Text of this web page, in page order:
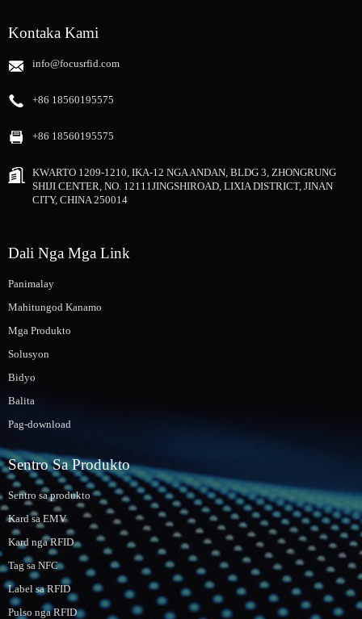
Kontaka Kami
info@focusrfid.com
+86 18560195575
+86 18560195575
KWARTO 1209-1210, IKA-12 NGA ANDAN, BLDG 3, ZHONGRUNG
SHIJI CENTER, NO. 12111JINGSHIROAD, LIXIA DISTRICT, JINAN
CITY, CHINA 250014
Dali Nga Mga Link
Panimalay
Mahitungod Kanamo
Mga Produkto
Solusyon
Bidyo
Balita
Pag-download
Sentro Sa Produkto
Sentro sa produkto
Kard sa EMV
Kard nga RFID
Tag sa NFC
Label sa RFID
Pulso nga RFID